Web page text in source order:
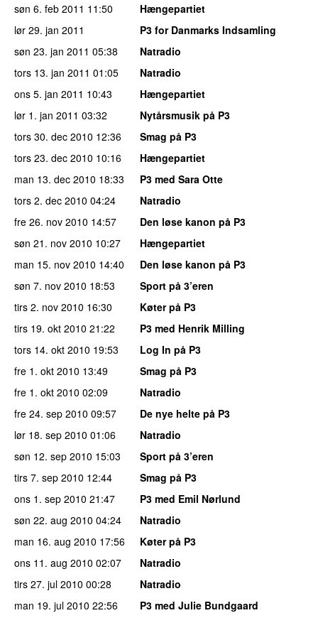
søn 6. feb 2011 11:50
Hængepartiet
lør 29. jan 2011
P3 for Danmarks Indsamling
søn 23. jan 2011 05:38
Natradio
tors 13. jan 2011 01:05
Natradio
ons 5. jan 2011 10:43
Hængepartiet
lør 1. jan 2011 03:32
Nytårsmusik på P3
tors 30. dec 2010 12:36
Smag på P3
tors 23. dec 2010 10:16
Hængepartiet
man 13. dec 2010 18:33
P3 med Sara Otte
tors 2. dec 2010 04:24
Natradio
fre 26. nov 2010 14:57
Den løse kanon på P3
søn 21. nov 2010 10:27
Hængepartiet
man 15. nov 2010 14:40
Den løse kanon på P3
søn 7. nov 2010 18:53
Sport på 3’eren
tirs 2. nov 2010 16:30
Køter på P3
tirs 19. okt 2010 21:22
P3 med Henrik Milling
tors 14. okt 2010 19:53
Log In på P3
fre 1. okt 2010 13:49
Smag på P3
fre 1. okt 2010 02:09
Natradio
fre 24. sep 2010 09:57
De nye helte på P3
lør 18. sep 2010 01:06
Natradio
søn 12. sep 2010 15:03
Sport på 3’eren
tirs 7. sep 2010 12:44
Smag på P3
ons 1. sep 2010 21:47
P3 med Emil Nørlund
søn 22. aug 2010 04:24
Natradio
man 16. aug 2010 17:56
Køter på P3
ons 11. aug 2010 02:07
Natradio
tirs 27. jul 2010 00:28
Natradio
man 19. jul 2010 22:56
P3 med Julie Bundgaard